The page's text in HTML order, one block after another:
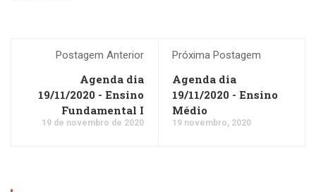
Postagem Anterior
Agenda dia
19/11/2020 - Ensino
Fundamental I
19 de novembro de 2020
Próxima Postagem
Agenda dia
19/11/2020 - Ensino
Médio
19 novembro, 2020